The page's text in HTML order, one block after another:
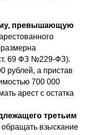
превышающую
69 ФЗ №229-ФЗ).
рублей, а пристав
700 000
арест с остатка
третьим
взыскание